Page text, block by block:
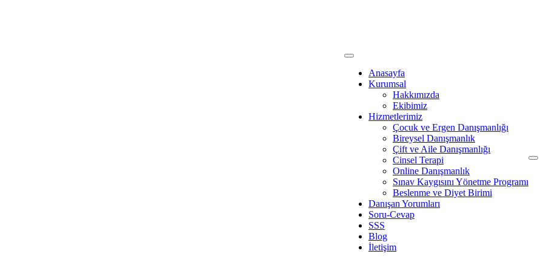
Anasayfa
Kurumsal
Hakkımızda
Ekibimiz
Hizmetlerimiz
Çocuk ve Ergen Danışmanlığı
Bireysel Danışmanlık
Çift ve Aile Danışmanlığı
Cinsel Terapi
Online Danışmanlık
Sınav Kaygısını Yönetme Programı
Beslenme ve Diyet Birimi
Danışan Yorumları
Soru-Cevap
SSS
Blog
İletişim